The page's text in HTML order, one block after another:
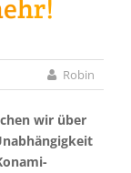
Robin
wir über